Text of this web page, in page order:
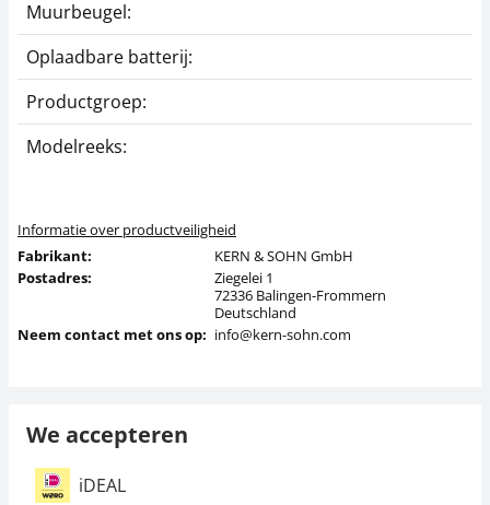
Muurbeugel:
Oplaadbare batterij:
Productgroep:
Modelreeks:
Informatie over productveiligheid
Fabrikant:
KERN & SOHN GmbH
Postadres:
Ziegelei 1
72336 Balingen-Frommern
Deutschland
Neem contact met ons op: info@kern-sohn.com
We accepteren
iDEAL